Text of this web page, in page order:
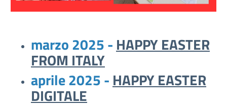
marzo 2025 - HAPPY EASTER
FROM ITALY
aprile 2025 - HAPPY EASTER
DIGITALE